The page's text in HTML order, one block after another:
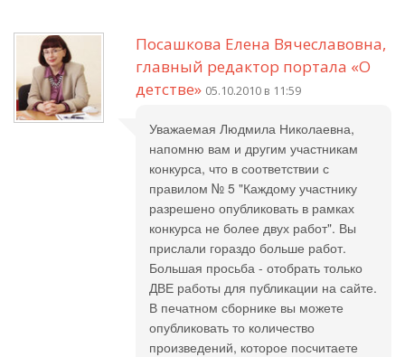
Посашкова Елена Вячеславовна,
главный редактор портала «О
детстве» 05.10.2010 в 11:59
Уважаемая Людмила Николаевна,
напомню вам и другим участникам
конкурса, что в соответствии с
правилом № 5 "Каждому участнику
разрешено опубликовать в рамках
конкурса не более двух работ". Вы
прислали гораздо больше работ.
Большая просьба - отобрать только
ДВЕ работы для публикации на сайте.
В печатном сборнике вы можете
опубликовать то количество
произведений, которое посчитаете